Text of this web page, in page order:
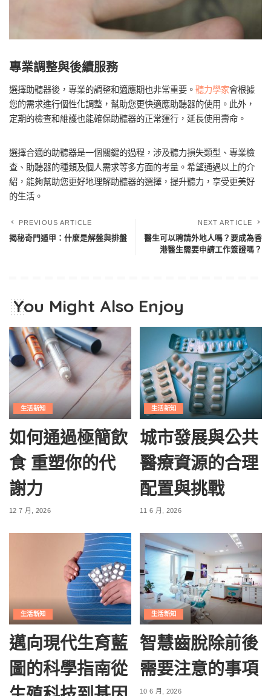
專業調整與後續服務
選擇助聽器後，專業的調整和適應期也非常重要。 聽力學家會根據
您的需求進行個性化調整，幫助您更快適應助聽器的使用。此外，
定期的檢查和維護也能確保助聽器的正常運行，延長使用壽命。
選擇合適的助聽器是一個關鍵的過程，涉及聽力損失類型、專業檢
查、助聽器的種類及個人需求等多方面的考量。希望通過以上的介
紹，能夠幫助您更好地理解助聽器的選擇，提升聽力，享受更美好
的生活。
PREVIOUS ARTICLE
揭秘奇門遁甲：什麼是解盤與排盤
NEXT ARTICLE
醫生可以聘請外地人嗎？要成為香
港醫生需要申請工作簽證嗎？
You Might Also Enjoy
生活新知
如何通過極簡飲
食 重塑你的代
謝力
12 7 月, 2026
生活新知
城市發展與公共
醫療資源的合理
配置與挑戰
11 6 月, 2026
生活新知
邁向現代生育藍
圖的科學指南從
生活新知
智慧齒脫除前後
需要注意的事項
10 6 月, 2026